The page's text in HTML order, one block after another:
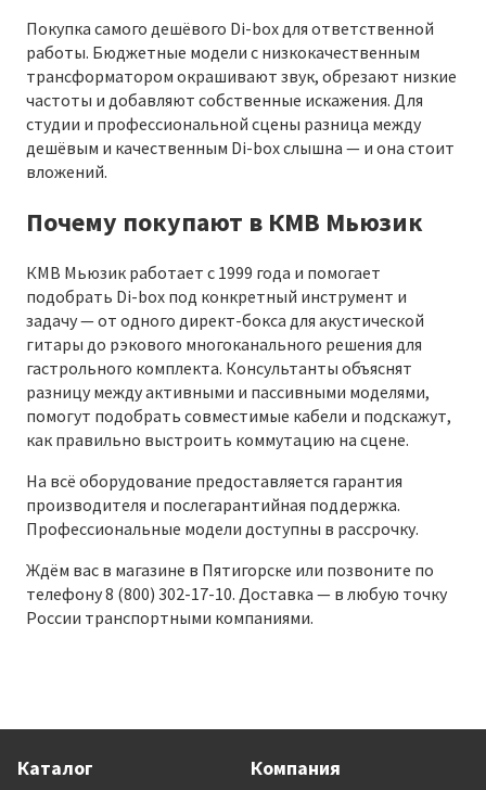
Покупка самого дешёвого Di-box для ответственной
работы. Бюджетные модели с низкокачественным
трансформатором окрашивают звук, обрезают низкие
частоты и добавляют собственные искажения. Для
студии и профессиональной сцены разница между
дешёвым и качественным Di-box слышна — и она стоит
вложений.
Почему покупают в КМВ Мьюзик
КМВ Мьюзик работает с 1999 года и помогает
подобрать Di-box под конкретный инструмент и
задачу — от одного директ-бокса для акустической
гитары до рэкового многоканального решения для
гастрольного комплекта. Консультанты объяснят
разницу между активными и пассивными моделями,
помогут подобрать совместимые кабели и подскажут,
как правильно выстроить коммутацию на сцене.
На всё оборудование предоставляется гарантия
производителя и послегарантийная поддержка.
Профессиональные модели доступны в рассрочку.
Ждём вас в магазине в Пятигорске или позвоните по
телефону 8 (800) 302-17-10. Доставка — в любую точку
России транспортными компаниями.
Каталог Компания